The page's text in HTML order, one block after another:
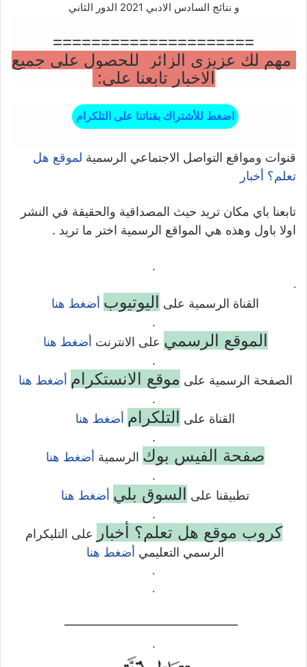
و نتائج السادس الادبي 2021 الدور الثاني
=====================
مهم لك عزيزي الزائر للحصول على جميع
الاخبار تابعنا على:
اضغط للأشتراك بقناتنا على التلكرام
قنوات ومواقع التواصل الاجتماعي الرسمية لموقع هل
تعلم؟ أخبار
تابعنا باي مكان تريد حيث المصداقية والحقيقة في النشر
اولا باول وهذه هي المواقع الرسمية اختر ما تريد .
.
.
القناة الرسمية على اليوتيوب أضغط هنا
.
الموقع الرسمي على الانترنت أضغط هنا
.
الصفحة الرسمية على موقع الانستكرام
أضغط هنا
.
القناة على
التلكرام
أضغط هنا
.
صفحة الفيس بوك الرسمية أضغط هنا
.
تطبيقنا على
السوق بلي أضغط هنا
.
كروب موقع هل تعلم؟ أخبار
على التليكرام
الرسمي التعليمي أضغط هنا
.
.
——————————–
.